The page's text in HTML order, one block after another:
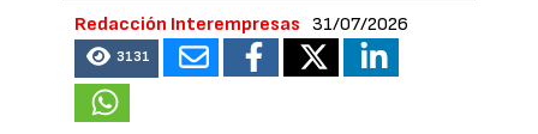
Redacción Interempresas 31/07/2026
3131